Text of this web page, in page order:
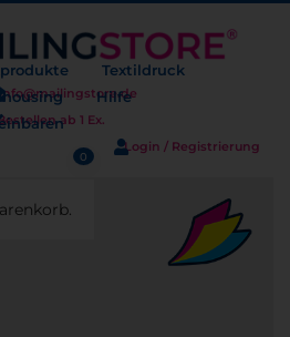
info@mailingstore.de
ab 1 Ex.
0
Login / Registrierung
Textildruck
Hilfe